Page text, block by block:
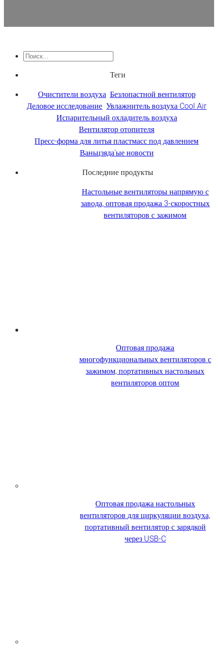
Теги
Очистители воздуха Безлопастной вентилятор
Деловое исследование Увлажнитель воздуха Cool Air
Испарительный охладитель воздуха
Вентилятор отопителя
Пресс-форма для литья пластмасс под давлением
Ваньцзяда'ые новости
Последние продукты
Настольные вентиляторы напрямую с
завода, оптовая продажа 3-скоростных
вентиляторов с зажимом
Оптовая продажа
многофункциональных вентиляторов с
зажимом, портативных настольных
вентиляторов оптом
Оптовая продажа настольных
вентиляторов для циркуляции воздуха,
портативный вентилятор с зарядкой
через USB-C